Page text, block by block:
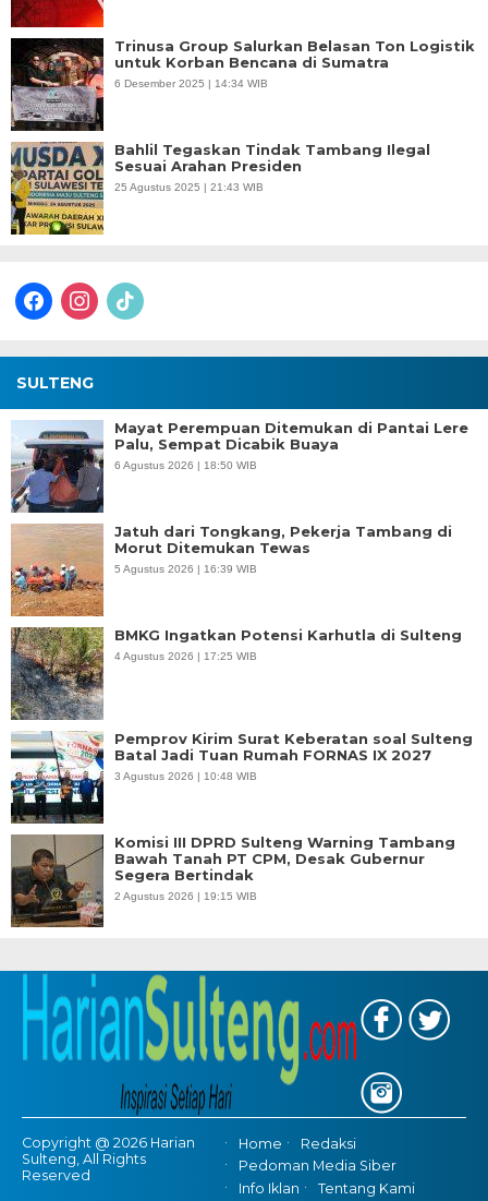
Trinusa Group Salurkan Belasan Ton Logistik
untuk Korban Bencana di Sumatra
6 Desember 2025 | 14:34 WIB
Bahlil Tegaskan Tindak Tambang Ilegal
Sesuai Arahan Presiden
25 Agustus 2025 | 21:43 WIB
facebookinstagram
tiktok
SULTENG
Mayat Perempuan Ditemukan di Pantai Lere
Palu, Sempat Dicabik Buaya
6 Agustus 2026 | 18:50 WIB
Jatuh dari Tongkang, Pekerja Tambang di
Morut Ditemukan Tewas
5 Agustus 2026 | 16:39 WIB
BMKG Ingatkan Potensi Karhutla di Sulteng
4 Agustus 2026 | 17:25 WIB
Pemprov Kirim Surat Keberatan soal Sulteng
Batal Jadi Tuan Rumah FORNAS IX 2027
3 Agustus 2026 | 10:48 WIB
Komisi III DPRD Sulteng Warning Tambang
Bawah Tanah PT CPM, Desak Gubernur
Segera Bertindak
2 Agustus 2026 | 19:15 WIB
Copyright @ 2026 Harian
Sulteng, All Rights
Reserved
Home
Redaksi
Pedoman Media Siber
Info Iklan
Tentang Kami